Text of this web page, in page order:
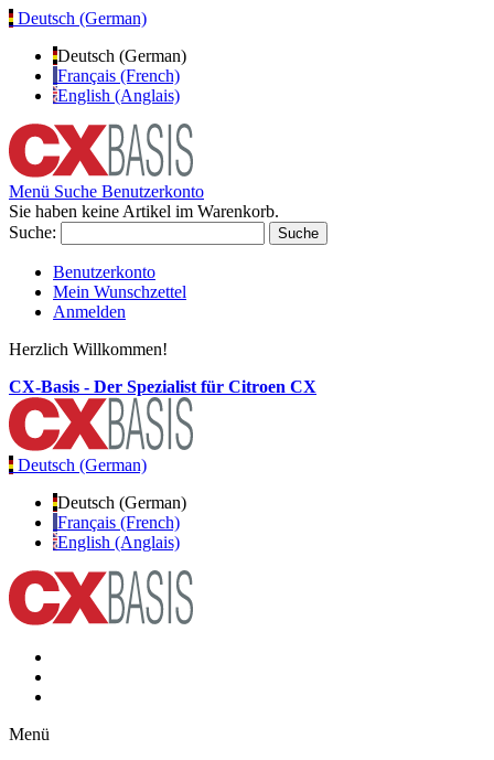
Deutsch (German)
Deutsch (German)
Français (French)
English (Anglais)
Menü Suche Benutzerkonto
Sie haben keine Artikel im Warenkorb.
Suche:
Suche
Benutzerkonto
Mein Wunschzettel
Anmelden
Herzlich Willkommen!
CX-Basis - Der Spezialist für Citroen CX
Deutsch (German)
Deutsch (German)
Français (French)
English (Anglais)
Menü